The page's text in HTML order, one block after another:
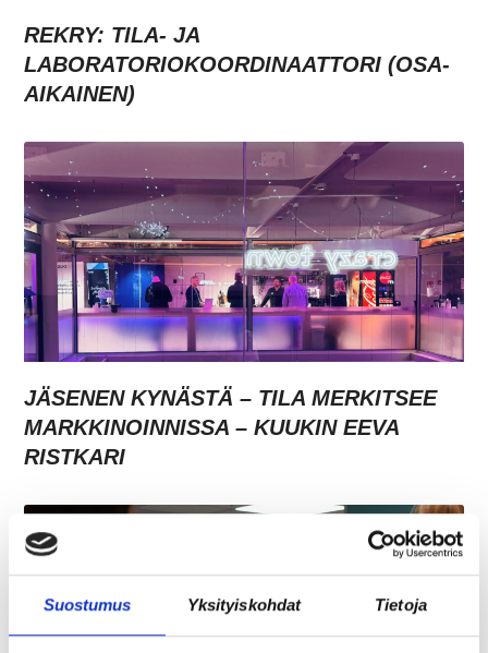
Suostumus Yksityiskohdat Tietoja
REKRY: TILA- JA
LABORATORIOKOORDINAATTORI (OSA-
AIKAINEN)
JÄSENEN KYNÄSTÄ – TILA MERKITSEE
MARKKINOINNISSA – KUUKIN EEVA
RISTKARI